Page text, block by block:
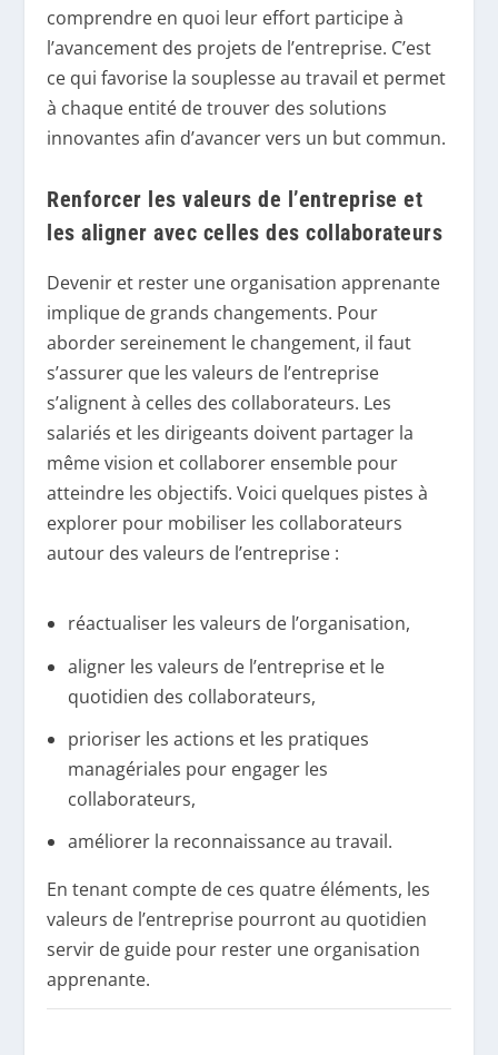
comprendre en quoi leur effort participe à
l’avancement des projets de l’entreprise. C’est
ce qui favorise la souplesse au travail et permet
à chaque entité de trouver des solutions
innovantes afin d’avancer vers un but commun.
Renforcer les valeurs de l’entreprise et
les aligner avec celles des collaborateurs
Devenir et rester une organisation apprenante
implique de grands changements. Pour
aborder sereinement le changement, il faut
s’assurer que les valeurs de l’entreprise
s’alignent à celles des collaborateurs. Les
salariés et les dirigeants doivent partager la
même vision et collaborer ensemble pour
atteindre les objectifs. Voici quelques pistes à
explorer pour mobiliser les collaborateurs
autour des valeurs de l’entreprise :
réactualiser les valeurs de l’organisation,
aligner les valeurs de l’entreprise et le
quotidien des collaborateurs,
prioriser les actions et les pratiques
managériales pour engager les
collaborateurs,
améliorer la reconnaissance au travail.
En tenant compte de ces quatre éléments, les
valeurs de l’entreprise pourront au quotidien
servir de guide pour rester une organisation
apprenante.